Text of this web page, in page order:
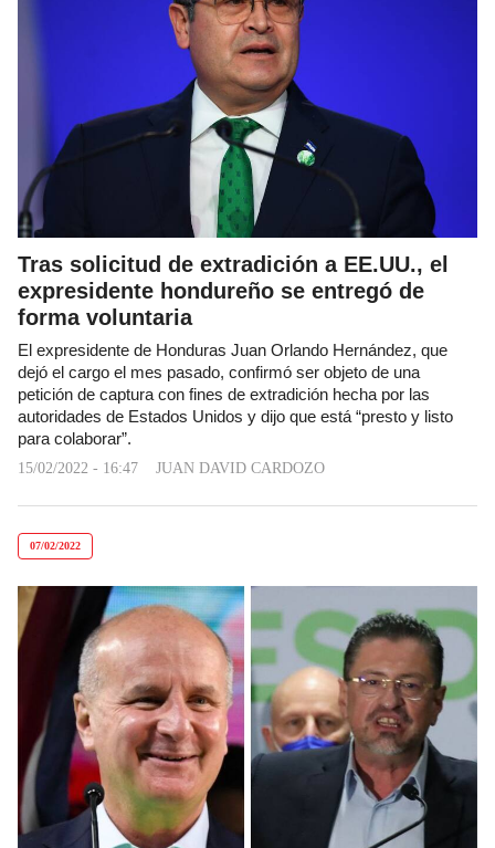
Tras solicitud de extradición a EE.UU., el
expresidente hondureño se entregó de
forma voluntaria
El expresidente de Honduras Juan Orlando Hernández, que
dejó el cargo el mes pasado, confirmó ser objeto de una
petición de captura con fines de extradición hecha por las
autoridades de Estados Unidos y dijo que está “presto y listo
para colaborar”.
15/02/2022 - 16:47 JUAN DAVID CARDOZO
07/02/2022